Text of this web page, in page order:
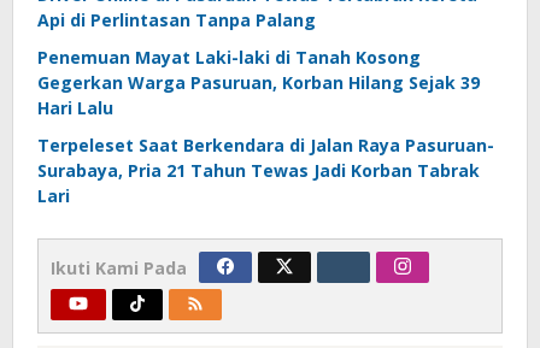
Api di Perlintasan Tanpa Palang
Penemuan Mayat Laki-laki di Tanah Kosong
Gegerkan Warga Pasuruan, Korban Hilang Sejak 39
Hari Lalu
Terpeleset Saat Berkendara di Jalan Raya Pasuruan-
Surabaya, Pria 21 Tahun Tewas Jadi Korban Tabrak
Lari
Ikuti Kami Pada